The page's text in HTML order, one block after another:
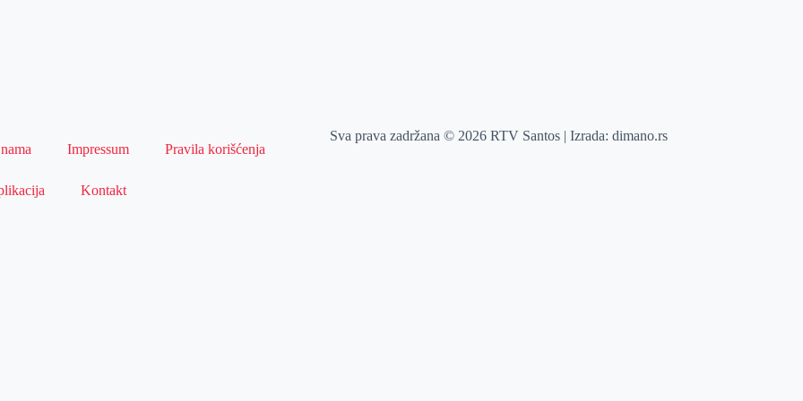
Impressum Pravila korišćenja
Kontakt
Sva prava zadržana © 2026 RTV Santos | Izrada:dimano.rs